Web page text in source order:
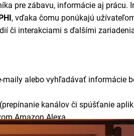
pre zábavu, informácie aj prácu.
, vďaka čomu ponúkajú
či interakciami s ďalšími
maily alebo vyhľadávať informácie
kanálov či spúšťanie
Amazon Alexa.
s ergonomickým dizajnom,